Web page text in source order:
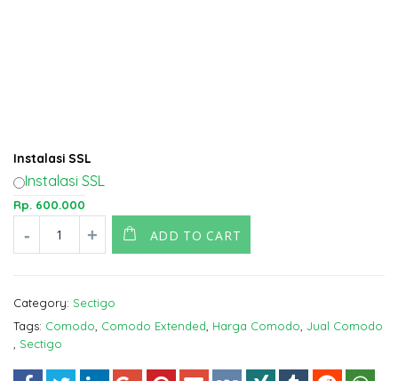
Instalasi SSL
Instalasi SSL
Rp. 600.000
ADD TO CART
Category: Sectigo
Tags: Comodo Comodo Extended Harga Comodo Jual Comodo
Sectigo